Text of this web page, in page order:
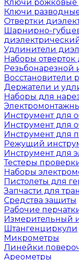
Ключи рожковые
Ключи
Отвертки
Шарнирно-
Удлинители
Наборы
Резьбонарезной
Восстановители
Держатели и
Наборы для
Инструмент для
Инструмент для
Инструмент для
Режущий
Инструмент для
Тестеры
Наборы
Пистолеты для
Запчасти для
Средства защиты
Рабочие
Измерительный
Штангенциркули
Микрометры
Линейки
Ареометры